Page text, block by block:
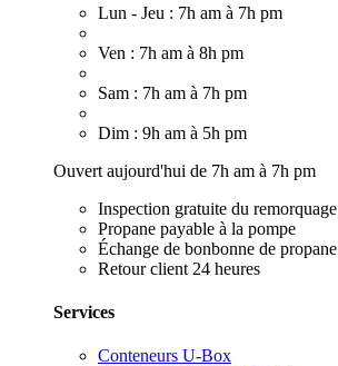
Lun - Jeu : 7h am à 7h pm
Ven : 7h am à 8h pm
Sam : 7h am à 7h pm
Dim : 9h am à 5h pm
Ouvert aujourd'hui de 7h am à 7h pm
Inspection gratuite du remorquage
Propane payable à la pompe
Échange de bonbonne de propane
Retour client 24 heures
Services
Conteneurs U-Box